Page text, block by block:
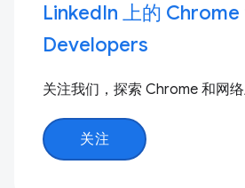
LinkedIn 上的
Developers
关注我们，探索 Chrome 和网络
关注